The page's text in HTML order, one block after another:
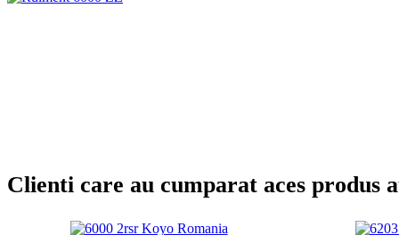
Clienti care au cumparat aces produs